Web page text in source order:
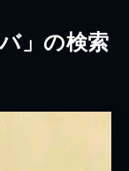
」の検索